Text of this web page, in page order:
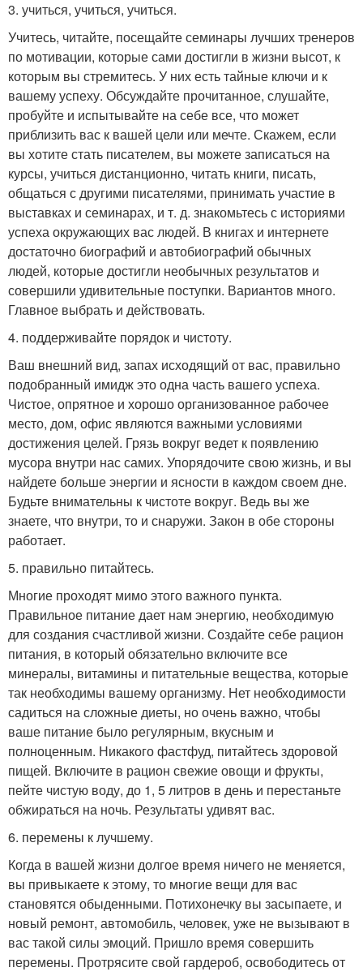
3. учиться, учиться, учиться.
Учитесь, читайте, посещайте семинары лучших тренеров
по мотивации, которые сами достигли в жизни высот, к
которым вы стремитесь. У них есть тайные ключи и к
вашему успеху. Обсуждайте прочитанное, слушайте,
пробуйте и испытывайте на себе все, что может
приблизить вас к вашей цели или мечте. Скажем, если
вы хотите стать писателем, вы можете записаться на
курсы, учиться дистанционно, читать книги, писать,
общаться с другими писателями, принимать участие в
выставках и семинарах, и т. д. знакомьтесь с историями
успеха окружающих вас людей. В книгах и интернете
достаточно биографий и автобиографий обычных
людей, которые достигли необычных результатов и
совершили удивительные поступки. Вариантов много.
Главное выбрать и действовать.
4. поддерживайте порядок и чистоту.
Ваш внешний вид, запах исходящий от вас, правильно
подобранный имидж это одна часть вашего успеха.
Чистое, опрятное и хорошо организованное рабочее
место, дом, офис являются важными условиями
достижения целей. Грязь вокруг ведет к появлению
мусора внутри нас самих. Упорядочите свою жизнь, и вы
найдете больше энергии и ясности в каждом своем дне.
Будьте внимательны к чистоте вокруг. Ведь вы же
знаете, что внутри, то и снаружи. Закон в обе стороны
работает.
5. правильно питайтесь.
Многие проходят мимо этого важного пункта.
Правильное питание дает нам энергию, необходимую
для создания счастливой жизни. Создайте себе рацион
питания, в который обязательно включите все
минералы, витамины и питательные вещества, которые
так необходимы вашему организму. Нет необходимости
садиться на сложные диеты, но очень важно, чтобы
ваше питание было регулярным, вкусным и
полноценным. Никакого фастфуд, питайтесь здоровой
пищей. Включите в рацион свежие овощи и фрукты,
пейте чистую воду, до 1, 5 литров в день и перестаньте
обжираться на ночь. Результаты удивят вас.
6. перемены к лучшему.
Когда в вашей жизни долгое время ничего не меняется,
вы привыкаете к этому, то многие вещи для вас
становятся обыденными. Потихонечку вы засыпаете, и
новый ремонт, автомобиль, человек, уже не вызывают в
вас такой силы эмоций. Пришло время совершить
перемены. Протрясите свой гардероб, освободитесь от